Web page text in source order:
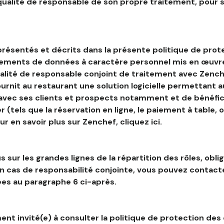
et décrits dans la présente politique de
de données à caractère personnel mis en
de responsable conjoint de traitement avec
au restaurant une solution logicielle permettant
ses clients et prospects notamment et de
(tels que la réservation en ligne, le paiement à table,
en savoir plus sur Zenchef, cliquez ici.
sur les grandes lignes de la répartition des rôles,
cas de responsabilité conjointe, vous pouvez
au paragraphe 6 ci-après.
invité(e) à consulter la politique de protection des